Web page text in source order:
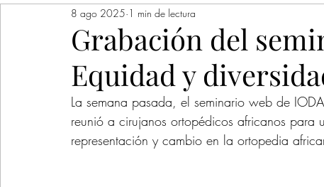
Grabación del
Equidad y
8 ago 2025 1 min de lectura
La semana pasada, el seminario web de
reunió a cirujanos ortopédicos africanos para
representación y cambio en la ortopedia